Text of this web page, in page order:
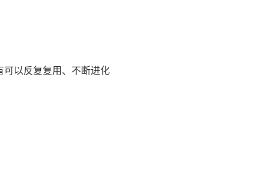
可以反复复用、不断进化